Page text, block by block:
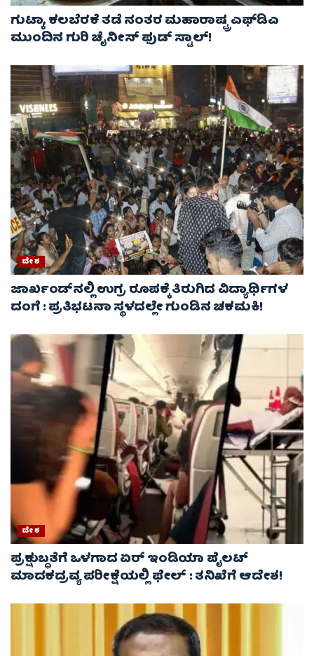
ಗುಟ್ಕಾ, ಕಲಬೆರಕೆ ತಡೆ ನಂತರ ಮಹಾರಾಷ್ಟ್ರ ಎಫ್‌ಡಿಎ
ಮುಂದಿನ ಗುರಿ ಚೈನೀಸ್ ಫುಡ್ ಸ್ಟಾಲ್‌!
ದೇಶ
ಜಾರ್ಖಂಡ್‌ನಲ್ಲಿ ಉಗ್ರ ರೂಪಕ್ಕೆ ತಿರುಗಿದ ವಿದ್ಯಾರ್ಥಿಗಳ
ದಂಗೆ : ಪ್ರತಿಭಟನಾ ಸ್ಥಳದಲ್ಲೇ ಗುಂಡಿನ ಚಕಮಕಿ!
ದೇಶ
ಪ್ರಕ್ಷುಬ್ಧತೆಗೆ ಒಳಗಾದ ಏರ್ ಇಂಡಿಯಾ ಪೈಲಟ್
ಮಾದಕದ್ರವ್ಯ ಪರೀಕ್ಷೆಯಲ್ಲಿ ಫೇಲ್ : ತನಿಖೆಗೆ ಆದೇಶ!